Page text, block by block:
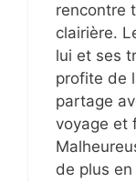
rencontre
clairière.
lui et ses
profite de
partage
voyage et
de plus